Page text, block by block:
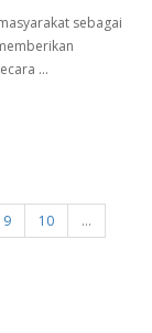
sebagai
...
9 10
...